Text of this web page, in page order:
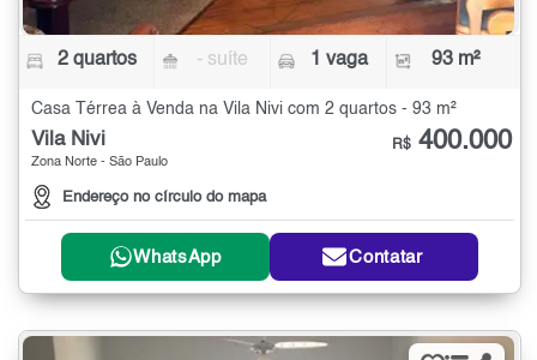
2 quartos - suíte 1 vaga 93 m²
Casa Térrea à Venda na Vila Nivi com 2 quartos - 93 m²
Vila Nivi
Zona Norte - São Paulo
Endereço no círculo do mapa
R$ 400.000
WhatsApp Contatar